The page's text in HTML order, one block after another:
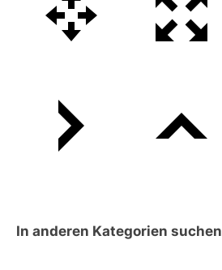
In anderen Kategorien suchen